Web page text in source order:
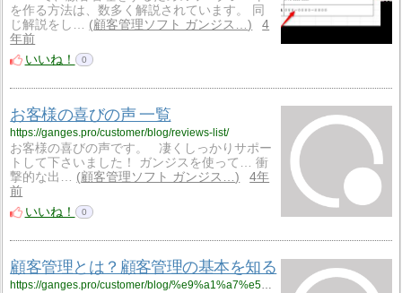
を作る方法は、数多く解説されています。 同
じ解説をし…
顧客管理ソフト ガンジス…
4
年前
いいね！
0
お客様の喜びの声 一覧
https://ganges.pro/customer/blog/reviews-list/
お客様の喜びの声です。 凄くしっかりサポー
トして下さいました！ ガンジスを使って… 衝
撃的な出…
顧客管理ソフト ガンジス…
4年
前
いいね！
0
顧客管理とは？顧客管理の基本を知る
https://ganges.pro/customer/blog/%e9%a1%a7%e5%ae%a2%e7%ae%a1%e7%90%86%e3%81%a8%e3%81%af%ef%bd%9c%e9%a1%a7%e5%ae%a2%e7%ae%a1%e7%90%86%e3%81%ae%e5%9f%ba%e6%9c%ac%e3%82%92%e7%9f%a5%e3%82%8b/